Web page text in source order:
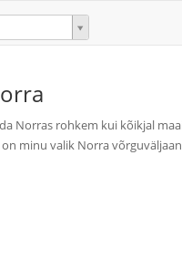
Norras rohkem kui kõikjal
minu valik Norra